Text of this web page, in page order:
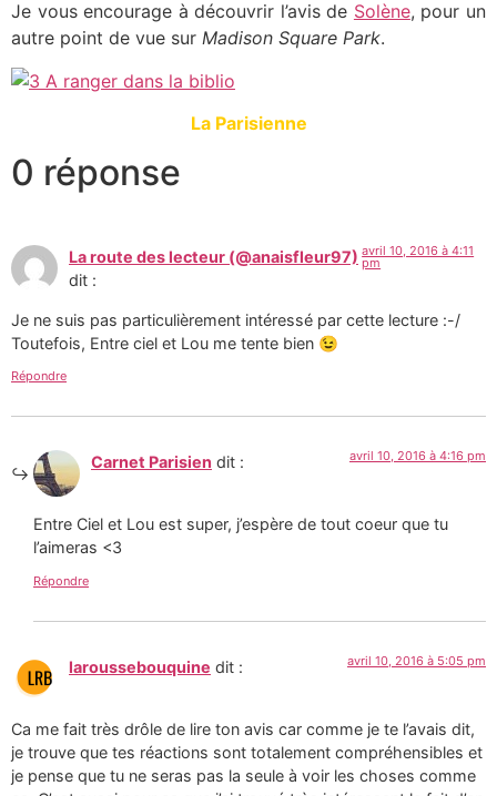
Je vous encourage à découvrir l’avis de Solène, pour un
autre point de vue sur Madison Square Park.
La Parisienne
0 réponse
La route des lecteur (@anaisfleur97)
dit :
avril 10, 2016 à 4:11
pm
Je ne suis pas particulièrement intéressé par cette lecture :-/
Toutefois, Entre ciel et Lou me tente bien 😉
Répondre
Carnet Parisien dit : avril 10, 2016 à 4:16 pm
Entre Ciel et Lou est super, j’espère de tout coeur que tu
l’aimeras <3
Répondre
laroussebouquine dit : avril 10, 2016 à 5:05 pm
Ca me fait très drôle de lire ton avis car comme je te l’avais dit,
je trouve que tes réactions sont totalement compréhensibles et
je pense que tu ne seras pas la seule à voir les choses comme